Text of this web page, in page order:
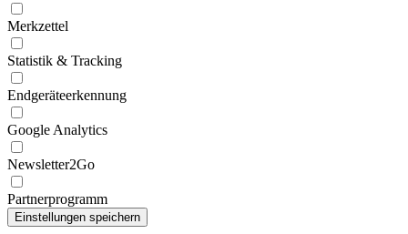
Merkzettel
Statistik & Tracking
Endgeräteerkennung
Google Analytics
Newsletter2Go
Partnerprogramm